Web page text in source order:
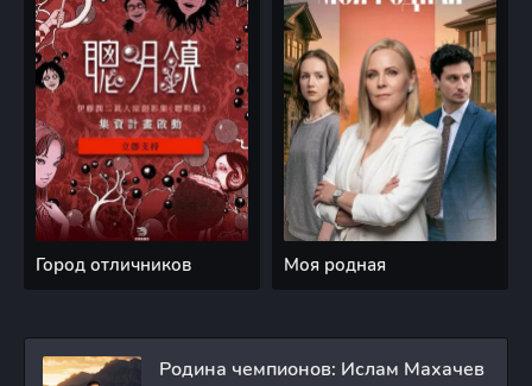
Город отличников Моя родная
Родина чемпионов: Ислам Махачев